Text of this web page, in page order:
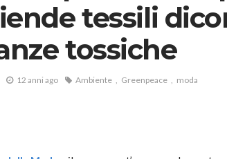
tessili
tossiche
12 anni ago Ambiente Greenpeace moda